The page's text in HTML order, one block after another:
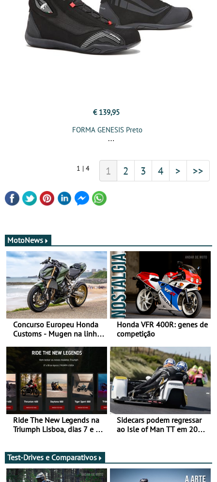
€ 139,95
FORMA GENESIS Preto
1 | 4 1 2 3 4 > >>
MotoNews
Concurso Europeu Honda
Customs - Mugen na linha
ganhar
Honda VFR 400R: genes de
competição
Ride The New Legends na
Triumph Lisboa, dias 7 e 8
Sidecars podem regressar
ao Isle of Man TT em 2027
Test-Drives e Comparativos